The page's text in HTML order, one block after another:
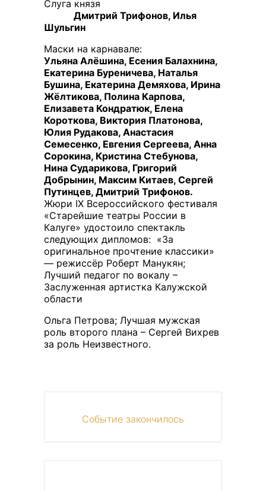
Слуга князя
Дмитрий Трифонов, Илья
Шульгин
Маски на карнавале:
Ульяна Алёшина, Есения Балахнина,
Екатерина Буреничева, Наталья
Бушина, Екатерина Демяхова, Ирина
Жёлтикова, Полина Карпова,
Елизавета Кондратюк, Елена
Короткова, Виктория Платонова,
Юлия Рудакова, Анастасия
Семесенко, Евгения Сергеева, Анна
Сорокина, Кристина Стебунова,
Нина Сударикова, Григорий
Добрынин, Максим Китаев, Сергей
Путинцев, Дмитрий Трифонов.
Жюри IX Всероссийского фестиваля
«Старейшие театры России в
Калуге» удостоило спектакль
следующих дипломов: «За
оригинальное прочтение классики»
— режиссёр Роберт Манукян;
Лучший педагог по вокалу –
Заслуженная артистка Калужской
области
Ольга Петрова; Лучшая мужская
роль второго плана – Сергей Вихрев
за роль Неизвестного.
Событие закончилось